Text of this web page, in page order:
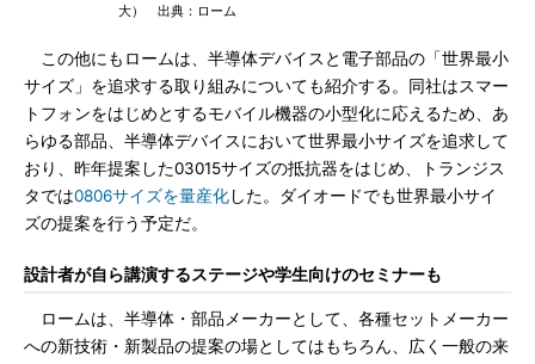
大） 出典：ローム
この他にもロームは、半導体デバイスと電子部品の「世界最小
サイズ」を追求する取り組みについても紹介する。同社はスマー
トフォンをはじめとするモバイル機器の小型化に応えるため、あ
らゆる部品、半導体デバイスにおいて世界最小サイズを追求して
おり、昨年提案した03015サイズの抵抗器をはじめ、トランジス
タでは0806サイズを量産化した。ダイオードでも世界最小サイ
ズの提案を行う予定だ。
設計者が自ら講演するステージや学生向けのセミナーも
ロームは、半導体・部品メーカーとして、各種セットメーカー
への新技術・新製品の提案の場としてはもちろん、広く一般の来